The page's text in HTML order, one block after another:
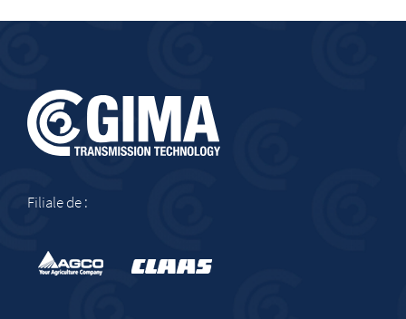
Filiale de :